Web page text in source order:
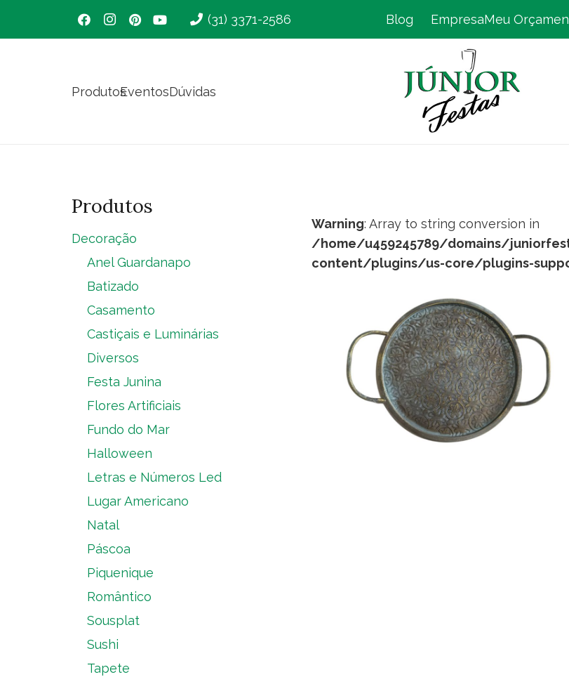
(31) 3371-2586 Blog EmpresaMeu
ProdutosEventosDúvidas
Warning: Array to string conversion in
/home/u459245789/domains/
content/plugins/us-core/plugins-
Produtos
Decoração
Anel Guardanapo
Batizado
Casamento
Castiçais e Luminárias
Diversos
Festa Junina
Flores Artificiais
Fundo do Mar
Halloween
Letras e Números Led
Lugar Americano
Natal
Páscoa
Piquenique
Romântico
Sousplat
Sushi
Tapete